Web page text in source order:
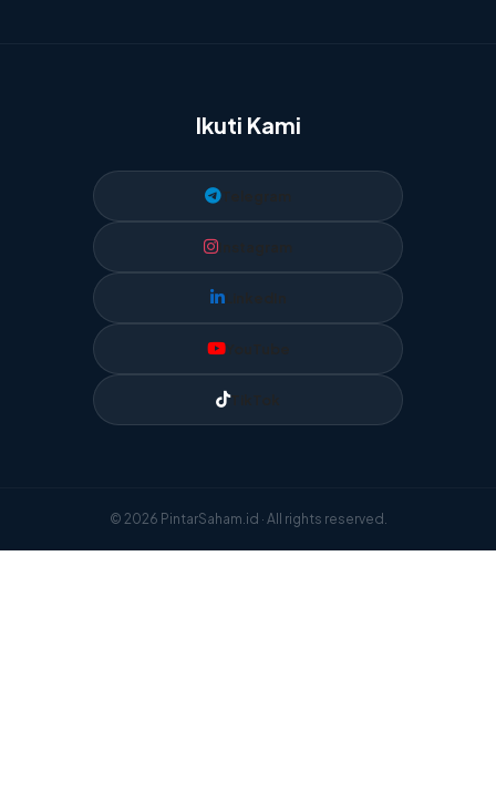
Ikuti Kami
LinkedIn
YouTube
TikTok
© 2026 PintarSaham.id · All rights reserved.